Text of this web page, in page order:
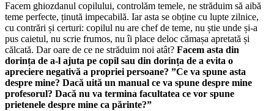
Facem ghiozdanul copilului, controlăm temele, ne străduim să aibă
teme perfecte, ținută impecabilă. Iar asta se obține cu lupte zilnice,
cu contrări și certuri: copilul nu are chef de teme, nu știe unde și-a
pus caietul, nu scrie frumos, nu îi place deloc cămașa apretată și
călcată. Dar oare de ce ne străduim noi atât? Facem asta din
dorința de a-l ajuta pe copil sau din dorința de a evita o
apreciere negativă a propriei persoane? ”Ce va spune asta
despre mine? Dacă uită un manual ce va spune despre mine
profesorul? Dacă nu va termina facultatea ce vor spune
prietenele despre mine ca părinte?”